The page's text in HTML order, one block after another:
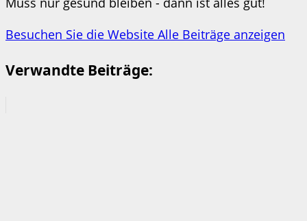
Besuchen Sie die Website Alle Beiträge anzeigen
Verwandte Beiträge: